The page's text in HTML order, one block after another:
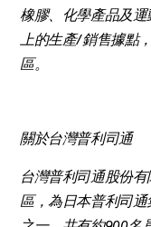
橡膠、化學產品及
上的生產/銷售據點
區。
關於台灣普利司通
台灣普利司通股份
區，為日本普利司